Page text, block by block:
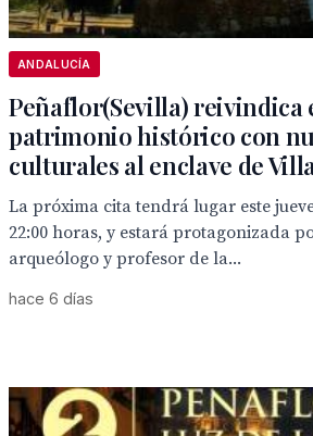
ANDALUCÍA
Peñaflor(Sevilla) reivindica
patrimonio histórico con
culturales al enclave de
La próxima cita tendrá lugar este
22:00 horas, y estará protagonizada
arqueólogo y profesor de la...
hace 6 días